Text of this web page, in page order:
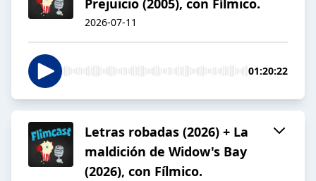
Prejuicio (2005), con Fílmico.
2026-07-11
01:20:22
Letras robadas (2026) + La
maldición de Widow's Bay
(2026), con Fílmico.